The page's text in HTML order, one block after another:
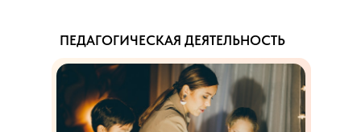
ПЕДАГОГИЧЕСКАЯ ДЕЯТЕЛЬНОСТЬ